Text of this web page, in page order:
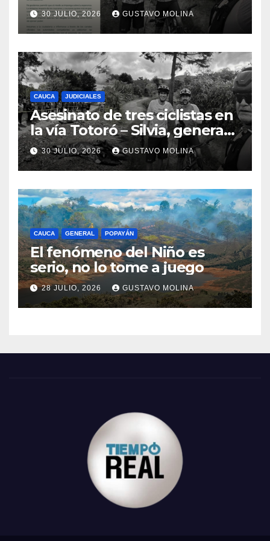
ciudadanos y exige medidas
urgentes al Gobierno
Nacional
30 JULIO, 2026 GUSTAVO MOLINA
CAUCA JUDICIALES
Asesinato de tres ciclistas en
la vía Totoró – Silvia, genera
consternación en el Cauca
30 JULIO, 2026 GUSTAVO MOLINA
CAUCA GENERAL POPAYÁN
El fenómeno del Niño es
serio, no lo tome a juego
28 JULIO, 2026 GUSTAVO MOLINA